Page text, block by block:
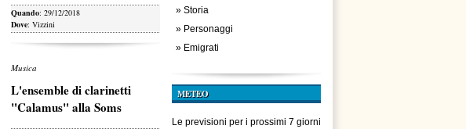
Quando: 29/12/2018
Dove: Vizzini
Musica
L'ensemble di clarinetti
"Calamus" alla Soms
» Storia
» Personaggi
» Emigrati
METEO
Le previsioni per i prossimi 7 giorni